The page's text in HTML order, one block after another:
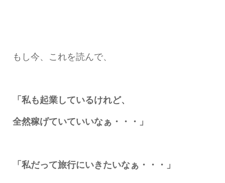
もし今、これを読んで、
「私も起業しているけれど、
全然稼げていていいなぁ・・・」
「私だって旅行にいきたいなぁ・・・」